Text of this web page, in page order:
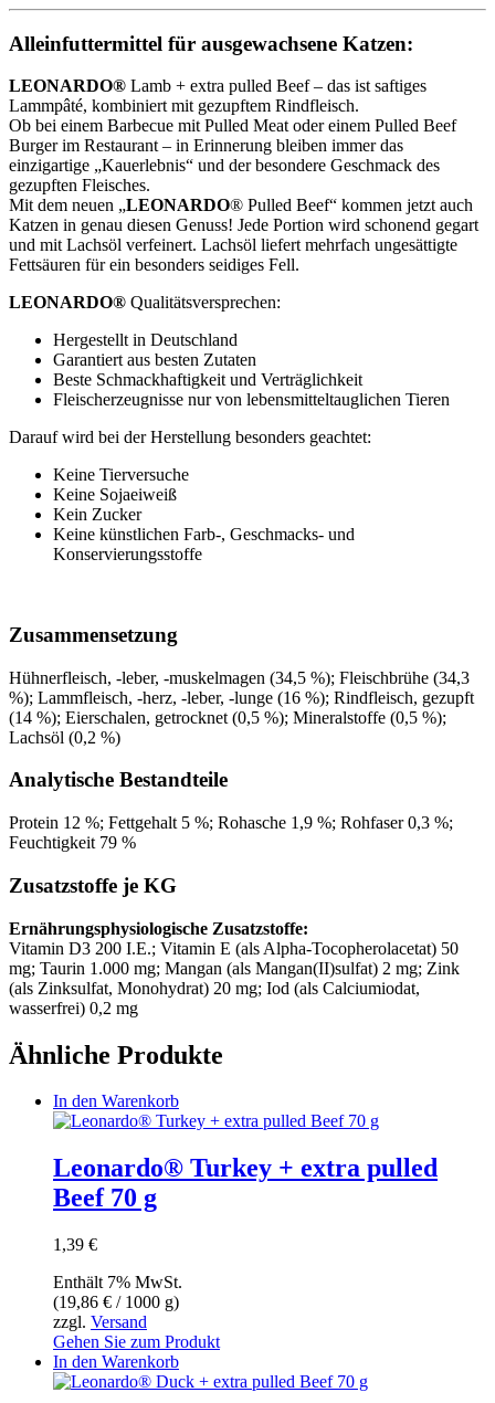
70
g
Menge
Alleinfuttermittel für ausgewachsene Katzen:
LEONARDO® Lamb + extra pulled Beef – das ist saftiges
Lammpâté, kombiniert mit gezupftem Rindfleisch.
Ob bei einem Barbecue mit Pulled Meat oder einem Pulled Beef
Burger im Restaurant – in Erinnerung bleiben immer das
einzigartige „Kauerlebnis“ und der besondere Geschmack des
gezupften Fleisches.
Mit dem neuen „LEONARDO® Pulled Beef“ kommen jetzt auch
Katzen in genau diesen Genuss! Jede Portion wird schonend gegart
und mit Lachsöl verfeinert. Lachsöl liefert mehrfach ungesättigte
Fettsäuren für ein besonders seidiges Fell.
LEONARDO® Qualitätsversprechen:
Hergestellt in Deutschland
Garantiert aus besten Zutaten
Beste Schmackhaftigkeit und Verträglichkeit
Fleischerzeugnisse nur von lebensmitteltauglichen Tieren
Darauf wird bei der Herstellung besonders geachtet:
Keine Tierversuche
Keine Sojaeiweiß
Kein Zucker
Keine künstlichen Farb-, Geschmacks- und
Konservierungsstoffe
Zusammensetzung
Hühnerfleisch, -leber, -muskelmagen (34,5 %); Fleischbrühe (34,3
%); Lammfleisch, -herz, -leber, -lunge (16 %); Rindfleisch, gezupft
(14 %); Eierschalen, getrocknet (0,5 %); Mineralstoffe (0,5 %);
Lachsöl (0,2 %)
Analytische Bestandteile
Protein 12 %; Fettgehalt 5 %; Rohasche 1,9 %; Rohfaser 0,3 %;
Feuchtigkeit 79 %
Zusatzstoffe je KG
Ernährungsphysiologische Zusatzstoffe:
Vitamin D3 200 I.E.; Vitamin E (als Alpha-Tocopherolacetat) 50
mg; Taurin 1.000 mg; Mangan (als Mangan(II)sulfat) 2 mg; Zink
(als Zinksulfat, Monohydrat) 20 mg; Iod (als Calciumiodat,
wasserfrei) 0,2 mg
Ähnliche Produkte
In den Warenkorb
Leonardo® Turkey + extra pulled
Beef 70 g
1,39 €
Enthält 7% MwSt.
(19,86 € / 1000 g)
zzgl. Versand
Gehen Sie zum Produkt
In den Warenkorb